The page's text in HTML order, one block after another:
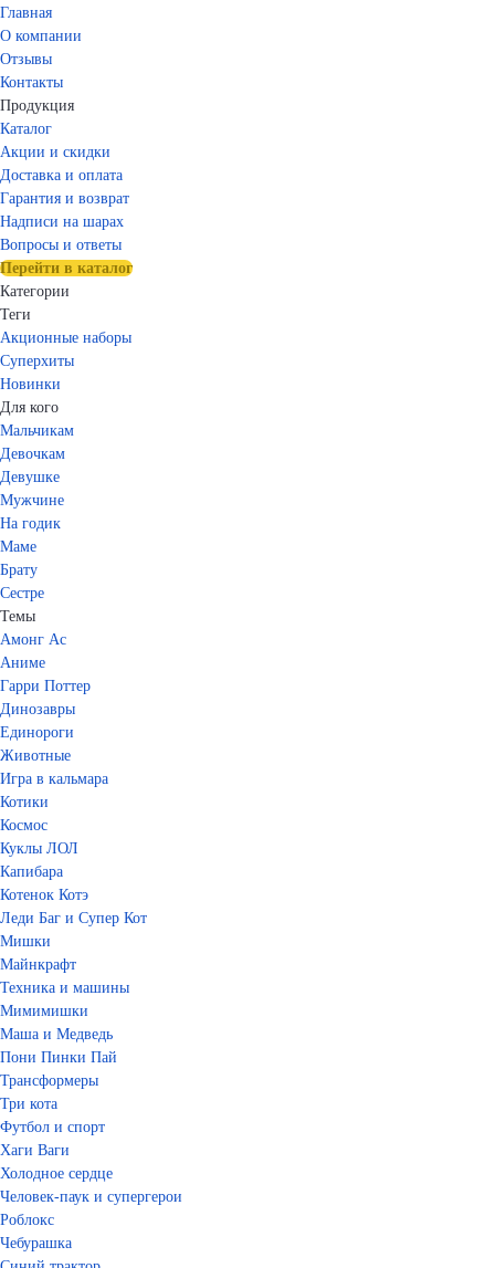
Главная
О компании
Отзывы
Контакты
Продукция
Каталог
Акции и скидки
Доставка и оплата
Гарантия и возврат
Надписи на шарах
Вопросы и ответы
Перейти в каталог
Категории
Теги
Акционные наборы
Суперхиты
Новинки
Для кого
Мальчикам
Девочкам
Девушке
Мужчине
На годик
Маме
Брату
Сестре
Темы
Амонг Ас
Аниме
Гарри Поттер
Динозавры
Единороги
Животные
Игра в кальмара
Котики
Космос
Куклы ЛОЛ
Капибара
Котенок Котэ
Леди Баг и Супер Кот
Мишки
Майнкрафт
Техника и машины
Мимимишки
Маша и Медведь
Пони Пинки Пай
Трансформеры
Три кота
Футбол и спорт
Хаги Ваги
Холодное сердце
Человек-паук и супергерои
Роблокс
Чебурашка